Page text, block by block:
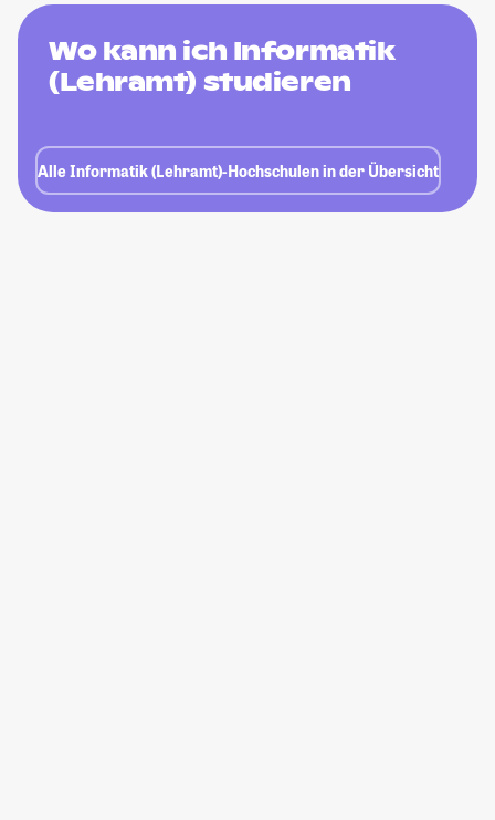
Wo kann ich Informatik
(Lehramt) studieren
Alle Informatik (Lehramt)-Hochschulen in der Übersicht